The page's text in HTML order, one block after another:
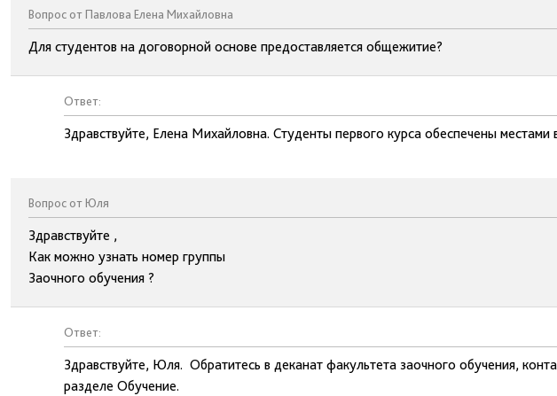
Вопрос от Павлова Елена Михайловна
Для студентов на договорной основе предоставляется общежитие?
Ответ:
Здравствуйте, Елена Михайловна. Студенты первого курса обеспечены
Вопрос от Юля
Здравствуйте ,
Как можно узнать номер группы
Заочного обучения ?
Ответ:
Здравствуйте, Юля. Обратитесь в деканат факультета заочного обучения,
разделе Обучение.